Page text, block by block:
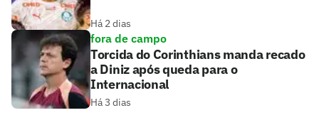
Há 2 dias
fora de campo
Torcida do Corinthians manda recado
a Diniz após queda para o
Internacional
Há 3 dias